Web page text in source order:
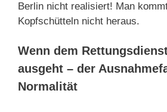
Berlin nicht realisiert! Man
Kopfschütteln nicht heraus.
Wenn dem
ausgeht – der
Normalität